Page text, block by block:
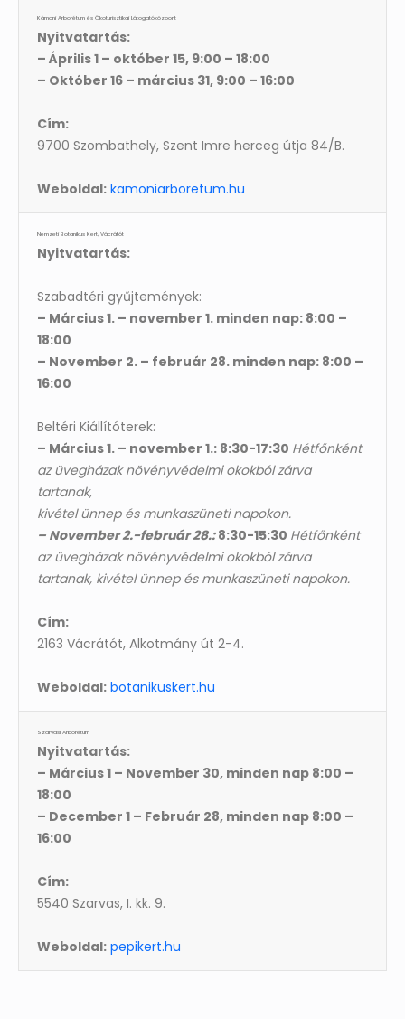
Kámoni Arborétum és Ökoturisztikai Látogatóközpont
Nyitvatartás:
– Április 1 – október 15, 9:00 – 18:00
– Október 16 – március 31, 9:00 – 16:00
Cím:
9700 Szombathely, Szent Imre herceg útja 84/B.
Weboldal: kamoniarboretum.hu
Nemzeti Botanikus Kert, Vácrátót
Nyitvatartás:
Szabadtéri gyűjtemények:
– Március 1. – november 1. minden nap: 8:00 –
18:00
– November 2. – február 28. minden nap: 8:00 –
16:00
Beltéri Kiállítóterek:
– Március 1. – november 1.: 8:30-17:30 Hétfőnként
az üvegházak növényvédelmi okokból zárva
tartanak,
kivétel ünnep és munkaszüneti napokon.
– November 2.-február 28.:8:30-15:30 Hétfőnként
az üvegházak növényvédelmi okokból zárva
tartanak, kivétel ünnep és munkaszüneti napokon.
Cím:
2163 Vácrátót, Alkotmány út 2-4.
Weboldal: botanikuskert.hu
Szarvasi Arborétum
Nyitvatartás:
– Március 1 – November 30, minden nap 8:00 –
18:00
– December 1 – Február 28, minden nap 8:00 –
16:00
Cím:
5540 Szarvas, I. kk. 9.
Weboldal: pepikert.hu